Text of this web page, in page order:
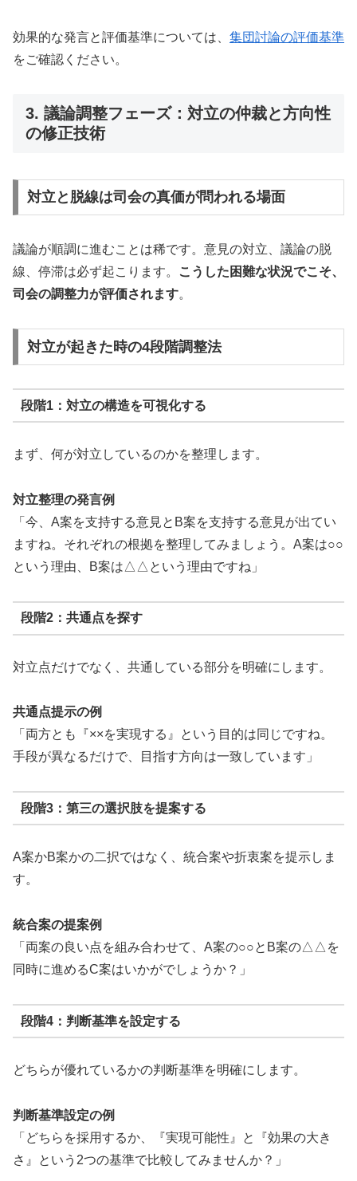
効果的な発言と評価基準については、 集団討論の評価基準
をご確認ください。
3. 議論調整フェーズ：対立の仲裁と方向性
の修正技術
対立と脱線は司会の真価が問われる場面
議論が順調に進むことは稀です。意見の対立、議論の脱
線、停滞は必ず起こります。
こうした困難な状況でこそ、
司会の調整力が評価されます。
対立が起きた時の4段階調整法
段階1：対立の構造を可視化する
まず、何が対立しているのかを整理します。
対立整理の発言例
「今、A案を支持する意見とB案を支持する意見が出てい
ますね。それぞれの根拠を整理してみましょう。A案は○○
という理由、B案は△△という理由ですね」
段階2：共通点を探す
対立点だけでなく、共通している部分を明確にします。
共通点提示の例
「両方とも『××を実現する』という目的は同じですね。
手段が異なるだけで、目指す方向は一致しています」
段階3：第三の選択肢を提案する
A案かB案かの二択ではなく、統合案や折衷案を提示しま
す。
統合案の提案例
「両案の良い点を組み合わせて、A案の○○とB案の△△を
同時に進めるC案はいかがでしょうか？」
段階4：判断基準を設定する
どちらが優れているかの判断基準を明確にします。
判断基準設定の例
「どちらを採用するか、『実現可能性』と『効果の大き
さ』という2つの基準で比較してみませんか？」